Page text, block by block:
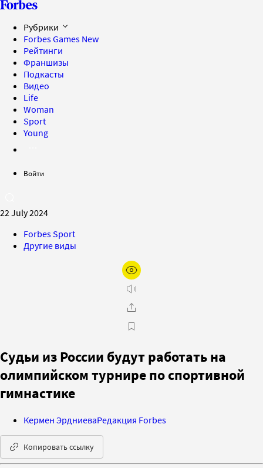
Рубрики
Forbes Games New
Рейтинги
Франшизы
Подкасты
Видео
Life
Woman
Sport
Young
Войти
22 July 2024
Forbes Sport
Другие виды
Судьи из России будут работать на
олимпийском турнире по спортивной
гимнастике
Кермен ЭрдниеваРедакция Forbes
Копировать ссылку